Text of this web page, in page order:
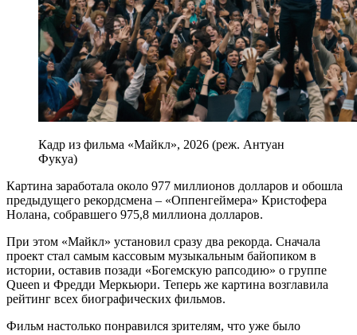
Кадр из фильма «Майкл», 2026 (реж. Антуан
Фукуа)
Картина заработала около 977 миллионов долларов и обошла
предыдущего рекордсмена – «Оппенгеймера» Кристофера
Нолана, собравшего 975,8 миллиона долларов.
При этом «Майкл» установил сразу два рекорда. Сначала
проект стал самым кассовым музыкальным байопиком в
истории, оставив позади «Богемскую рапсодию» о группе
Queen и Фредди Меркьюри. Теперь же картина возглавила
рейтинг всех биографических фильмов.
Фильм настолько понравился зрителям, что уже было